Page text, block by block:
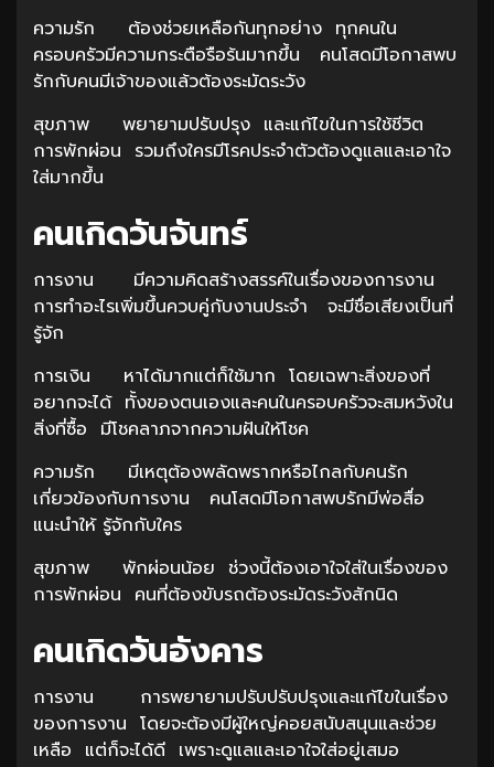
ความรัก ต้องช่วยเหลือกันทุกอย่าง ทุกคนใน
ครอบครัวมีความกระตือรือร้นมากขึ้น คนโสดมีโอกาสพบ
รักกับคนมีเจ้าของแล้วต้องระมัดระวัง
สุขภาพ พยายามปรับปรุง และแก้ไขในการใช้ชีวิต
การพักผ่อน รวมถึงใครมีโรคประจำตัวต้องดูแลและเอาใจ
ใส่มากขึ้น
คนเกิดวันจันทร์
การงาน มีความคิดสร้างสรรค์ในเรื่องของการงาน
การทำอะไรเพิ่มขึ้นควบคู่กับงานประจำ จะมีชื่อเสียงเป็นที่
รู้จัก
การเงิน หาได้มากแต่ก็ใช้มาก โดยเฉพาะสิ่งของที่
อยากจะได้ ทั้งของตนเองและคนในครอบครัวจะสมหวังใน
สิ่งที่ซื้อ มีโชคลาภจากความฝันให้โชค
ความรัก มีเหตุต้องพลัดพรากหรือไกลกับคนรัก
เกี่ยวข้องกับการงาน คนโสดมีโอกาสพบรักมีพ่อสื่อ
แนะนำให้ รู้จักกับใคร
สุขภาพ พักผ่อนน้อย ช่วงนี้ต้องเอาใจใส่ในเรื่องของ
การพักผ่อน คนที่ต้องขับรถต้องระมัดระวังสักนิด
คนเกิดวันอังคาร
การงาน การพยายามปรับปรับปรุงและแก้ไขในเรื่อง
ของการงาน โดยจะต้องมีผู้ใหญ่คอยสนับสนุนและช่วย
เหลือ แต่ก็จะได้ดี เพราะดูแลและเอาใจใส่อยู่เสมอ